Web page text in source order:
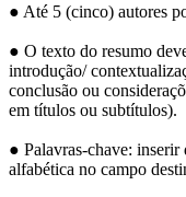
● Até 5 (cinco) autores
● O texto do resumo
introdução/
conclusão ou
em títulos ou subtítulos).
● Palavras-chave: inserir
alfabética no campo